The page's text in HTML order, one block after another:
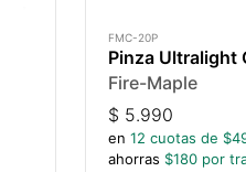
FMC-20P
Pinza Ultralight
Fire-Maple
$ 5.990
en 12 cuotas de $
ahorras $180por